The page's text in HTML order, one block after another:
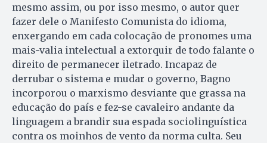
mesmo assim, ou por isso mesmo, o autor quer
fazer dele o Manifesto Comunista do idioma,
enxergando em cada colocação de pronomes uma
mais-valia intelectual a extorquir de todo falante o
direito de permanecer iletrado. Incapaz de
derrubar o sistema e mudar o governo, Bagno
incorporou o marxismo desviante que grassa na
educação do país e fez-se cavaleiro andante da
linguagem a brandir sua espada sociolinguística
contra os moinhos de vento da norma culta. Seu